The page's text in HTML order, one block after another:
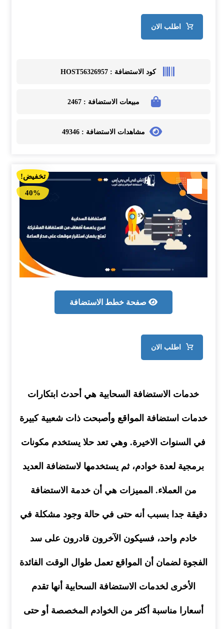
اطلب الان
كود الاستضافة : HOST56326957
مبيعات الاستضافة : 2467
مشاهدات الاستضافة : 49346
تخفيض!
40%
صفحة خطط الاستضافة
اطلب الان
خدمات الاستضافة السحابية هي أحدث ابتكارات
خدمات استضافة المواقع وأصبحت ذات شعبية كبيرة
في السنوات الاخيرة. وهي تعد حلا يستخدم مكونات
برمجية لعدة خوادم، ثم يستخدمها لاستضافة العديد
من العملاء. المميزات هي أن خدمة الاستضافة
دقيقة جدا بسبب أنه حتى في حالة وجود مشكلة في
خادم واحد، فسيكون الآخرون قادرون على سد
الفجوة لضمان أن المواقع تعمل طوال الوقت الفائدة
الأخرى لخدمات الاستضافة السحابية أنها تقدم
أسعارا مناسبة أكثر من الخوادم المخصصة أو حتى